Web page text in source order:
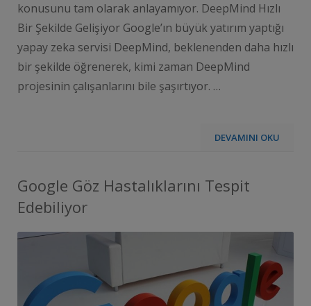
konusunu tam olarak anlayamıyor. DeepMind Hızlı
Bir Şekilde Gelişiyor Google’ın büyük yatırım yaptığı
yapay zeka servisi DeepMind, beklenenden daha hızlı
bir şekilde öğrenerek, kimi zaman DeepMind
projesinin çalışanlarını bile şaşırtıyor. …
DEVAMINI OKU
Google Göz Hastalıklarını Tespit
Edebiliyor